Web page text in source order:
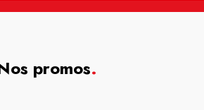
promos.